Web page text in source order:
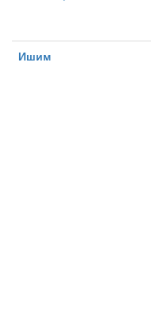
Ишим